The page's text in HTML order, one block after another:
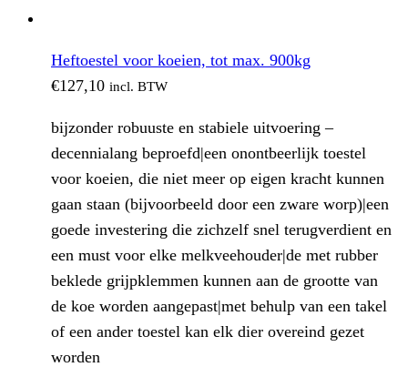
Heftoestel voor koeien, tot max. 900kg
€127,10 incl. BTW
bijzonder robuuste en stabiele uitvoering –
decennialang beproefd|een onontbeerlijk toestel
voor koeien, die niet meer op eigen kracht kunnen
gaan staan (bijvoorbeeld door een zware worp)|een
goede investering die zichzelf snel terugverdient en
een must voor elke melkveehouder|de met rubber
beklede grijpklemmen kunnen aan de grootte van
de koe worden aangepast|met behulp van een takel
of een ander toestel kan elk dier overeind gezet
worden